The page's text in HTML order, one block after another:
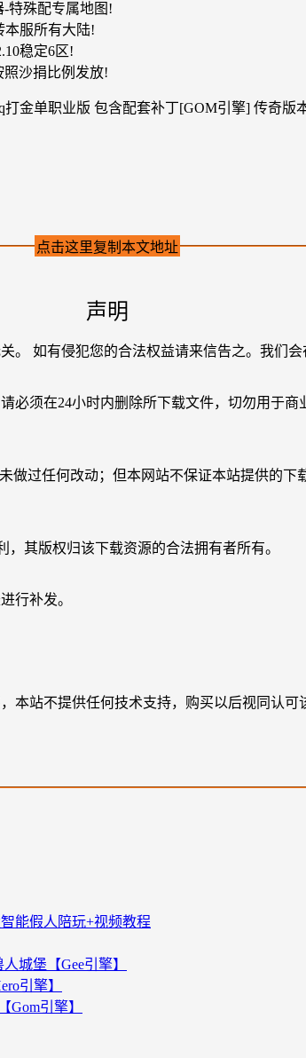
-特殊配专属地图!
本服所有大陆!
稳定6区!
照沙捐比例发放!
点击这里复制本文地址
声明
。 如有侵犯您的合法权益请来信告之。我们
必须在24小时内删除所下载文件，切勿用于
做过任何改动；但本网站不保证本站提供的
其版权归该下载资源的合法拥有者所有。
行补发。
本站不提供任何技术支持，购买以后视同认可
能假人陪玩+视频教程
城堡【Gee引擎】
引擎】
引擎】